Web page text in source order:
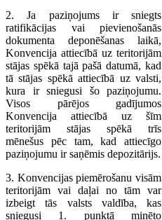
2. Ja paziņojums ir sniegts
ratifikācijas vai pievienošanās
dokumenta deponēšanas laikā,
Konvencija attiecībā uz teritorijām
stājas spēkā tajā pašā datumā, kad
tā stājas spēkā attiecībā uz valsti,
kura ir sniegusi šo paziņojumu.
Visos pārējos gadījumos
Konvencija attiecībā uz šīm
teritorijām stājas spēkā trīs
mēnešus pēc tam, kad attiecīgo
paziņojumu ir saņēmis depozitārijs.
3. Konvencijas piemērošanu visām
teritorijām vai daļai no tām var
izbeigt tās valsts valdība, kas
sniegusi 1. punktā minēto